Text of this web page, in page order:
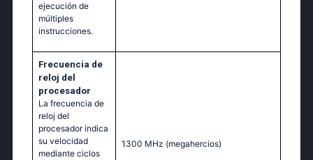
ejecución de
múltiples
instrucciones.
Frecuencia de
reloj del
procesador
La frecuencia de
reloj del
procesador indica
su velocidad
mediante ciclos
1300 MHz (megahercios)